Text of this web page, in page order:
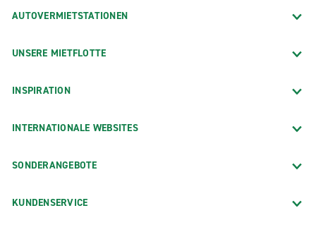
AUTOVERMIETSTATIONEN
UNSERE MIETFLOTTE
INSPIRATION
INTERNATIONALE WEBSITES
SONDERANGEBOTE
KUNDENSERVICE